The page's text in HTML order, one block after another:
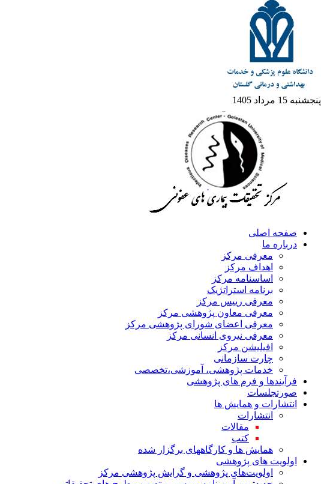
پنجشنبه 15 مرداد 1405
صفحه اصلی
درباره ما
معرفی مرکز
اهداف مرکز
اساسنامه مرکز
برنامه استراتژیک
معرفی رییس مرکز
معرفی معاون پژوهشی مرکز
معرفی اعضای شورای پژوهشی مرکز
معرفی نیروی انسانی مرکز
افیلیشن مرکز
چارت سازمانی
خدمات پژوهشی، آموزشی،تخصصی
فرآیندها و فرم های پژوهشی
صورتجلسات
انتشارات و همایش ها
انتشارات
مقالات
کتب
همایش ها و کارگاههای برگزار شده
اولویت های پژوهشی
اولویت‌های پژوهشی و گرایش پژوهشی مرکز